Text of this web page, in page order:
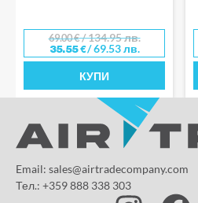
69.00€/ 134.95 лв.
35.55€/ 69.53 лв.
КУПИ
Email: sales@airtradecompany.com
Тел.: +359 888 338 303